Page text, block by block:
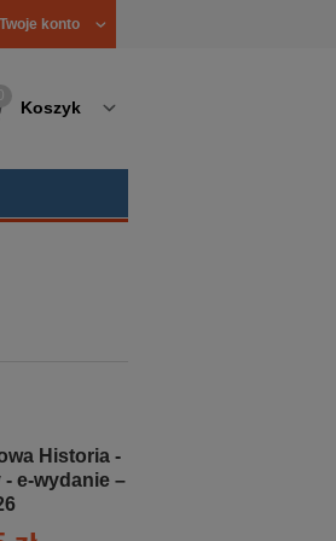
Twoje konto
Koszyk
Historia -
e-wydanie –